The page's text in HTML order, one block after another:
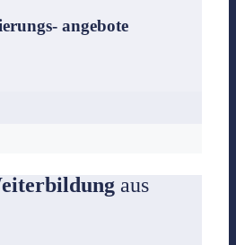
angebote
mit Vorlagen für Prozesse
aus